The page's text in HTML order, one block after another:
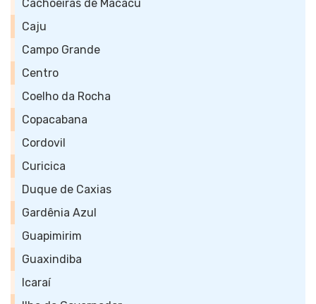
Cachoeiras de Macacu
Caju
Campo Grande
Centro
Coelho da Rocha
Copacabana
Cordovil
Curicica
Duque de Caxias
Gardênia Azul
Guapimirim
Guaxindiba
Icaraí